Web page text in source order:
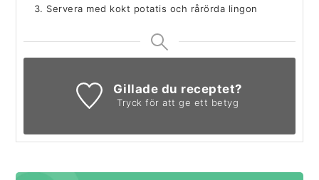
Servera med kokt potatis och rårörda lingon
Gillade du receptet?
Tryck för att ge ett betyg